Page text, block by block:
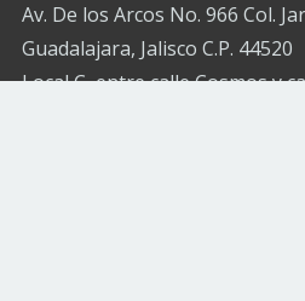
Av. De los Arcos No. 966 Col.
Guadalajara, Jalisco C.P. 44520
Local C, entre calle Cosmos y